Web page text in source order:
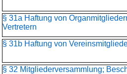
§ 31a Haftung von
Vertretern
§ 31b Haftung von
§ 32 Mitgliederversammlung;